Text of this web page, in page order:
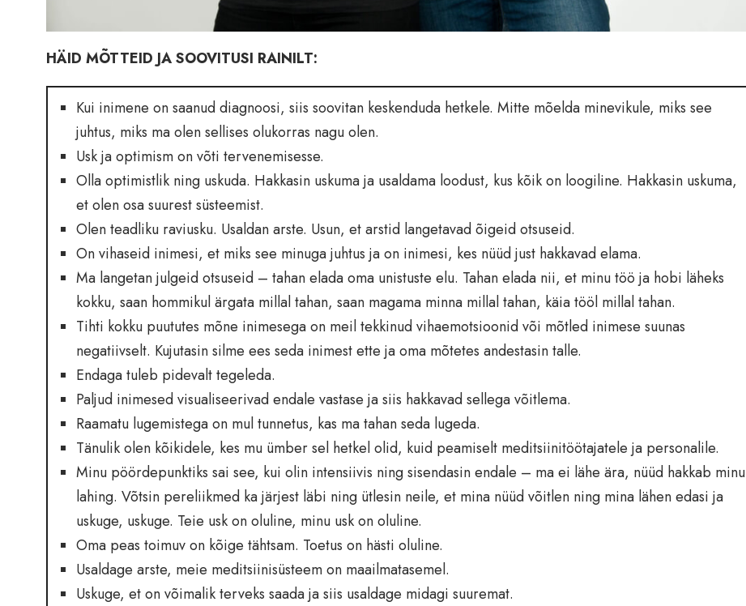
HÄID MÕTTEID JA SOOVITUSI RAINILT:
Kui inimene on saanud diagnoosi, siis soovitan keskenduda hetkele. Mitte mõelda minevikule, miks see
juhtus, miks ma olen sellises olukorras nagu olen.
Usk ja optimism on võti tervenemisesse.
Olla optimistlik ning uskuda. Hakkasin uskuma ja usaldama loodust, kus kõik on loogiline. Hakkasin uskuma,
et olen osa suurest süsteemist.
Olen teadliku raviusku. Usaldan arste. Usun, et arstid langetavad õigeid otsuseid.
On vihaseid inimesi, et miks see minuga juhtus ja on inimesi, kes nüüd just hakkavad elama.
Ma langetan julgeid otsuseid – tahan elada oma unistuste elu. Tahan elada nii, et minu töö ja hobi läheks
kokku, saan hommikul ärgata millal tahan, saan magama minna millal tahan, käia tööl millal tahan.
Tihti kokku puututes mõne inimesega on meil tekkinud vihaemotsioonid või mõtled inimese suunas
negatiivselt. Kujutasin silme ees seda inimest ette ja oma mõtetes andestasin talle.
Endaga tuleb pidevalt tegeleda.
Paljud inimesed visualiseerivad endale vastase ja siis hakkavad sellega võitlema.
Raamatu lugemistega on mul tunnetus, kas ma tahan seda lugeda.
Tänulik olen kõikidele, kes mu ümber sel hetkel olid, kuid peamiselt meditsiinitöötajatele ja personalile.
Minu pöördepunktiks sai see, kui olin intensiivis ning sisendasin endale – ma ei lähe ära, nüüd hakkab minu
lahing. Võtsin pereliikmed ka järjest läbi ning ütlesin neile, et mina nüüd võitlen ning mina lähen edasi ja
uskuge, uskuge. Teie usk on oluline, minu usk on oluline.
Oma peas toimuv on kõige tähtsam. Toetus on hästi oluline.
Usaldage arste, meie meditsiinisüsteem on maailmatasemel.
Uskuge, et on võimalik terveks saada ja siis usaldage midagi suuremat.